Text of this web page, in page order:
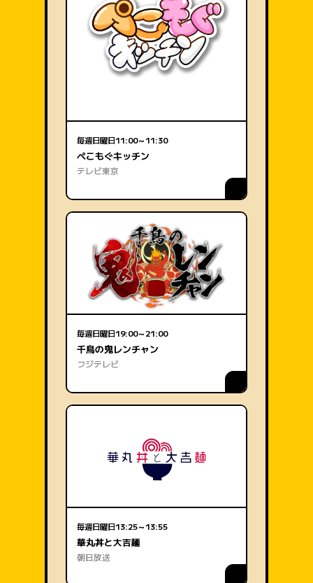
毎週日曜日11:00～11:30
ぺこもぐキッチン
テレビ東京
毎週日曜日19:00～21:00
千鳥の鬼レンチャン
フジテレビ
毎週日曜日13:25～13:55
華丸丼と大吉麺
朝日放送